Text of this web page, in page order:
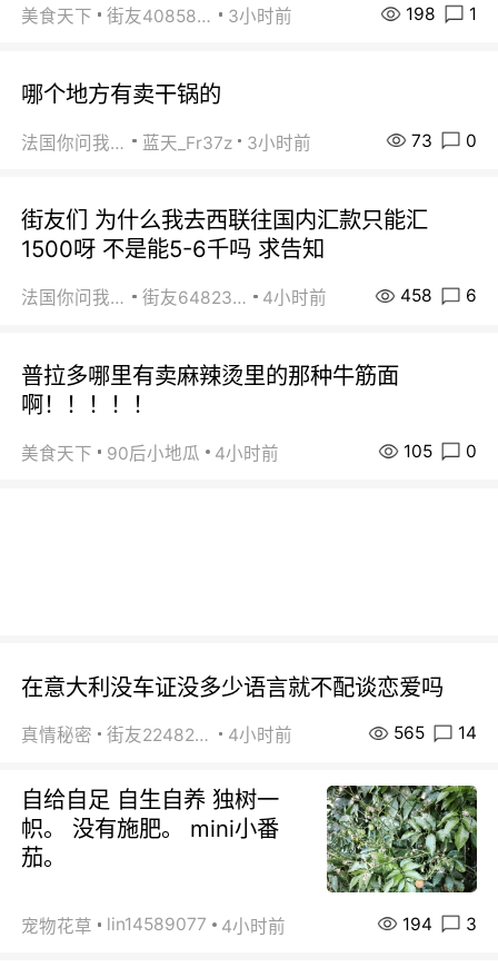
美食天下 街友40858442 3小时前 198 1
哪个地方有卖干锅的
法国你问我答 蓝天_Fr37z 3小时前 73 0
街友们 为什么我去西联往国内汇款只能汇
1500呀 不是能5-6千吗 求告知
法国你问我答 街友64823891 4小时前 458 6
普拉多哪里有卖麻辣烫里的那种牛筋面
啊！！！！！
美食天下 90后小地瓜 4小时前 105 0
在意大利没车证没多少语言就不配谈恋爱吗
真情秘密 街友22482465 4小时前 565 14
自给自足 自生自养 独树一
帜。 没有施肥。 mini小番
茄。
宠物花草 lin14589077 4小时前 194 3